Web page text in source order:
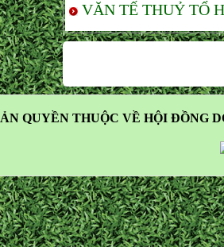
VĂN TẾ THUỶ TỔ
QUYỀN THUỘC VỀ HỘI ĐỒNG